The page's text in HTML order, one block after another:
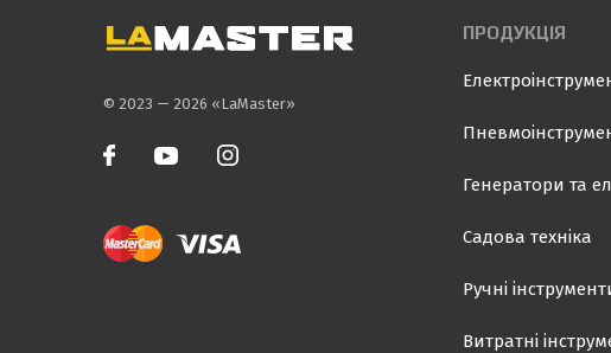
© 2023 — 2026 «LaMaster»
ПРОДУКЦІЯ
Генератори та
Садова техніка
Ручні
Витратні